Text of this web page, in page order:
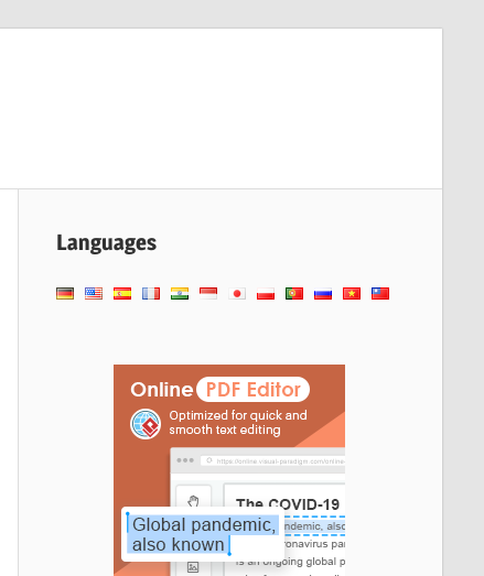
Languages